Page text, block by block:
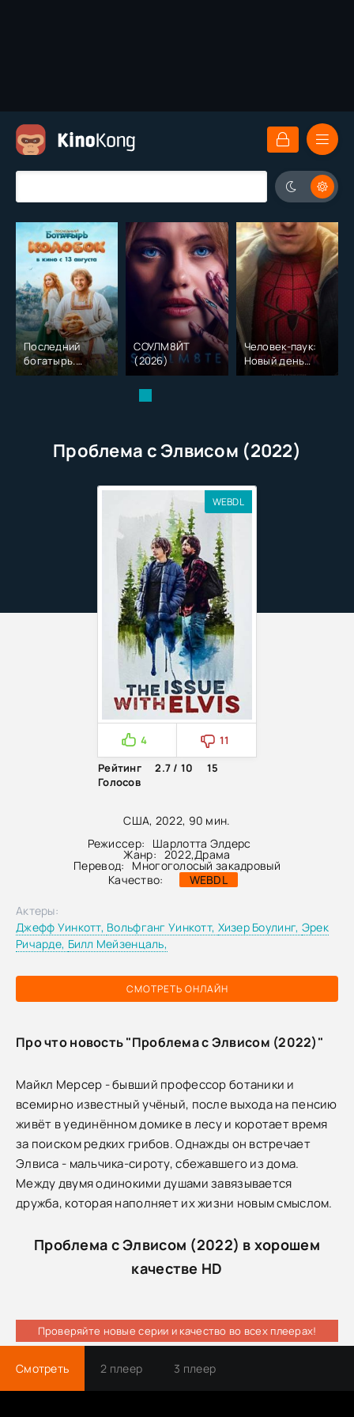
Последний
богатырь.
Колобок (2026)
СОУЛМ8ЙТ
(2026)
Человек-паук:
Новый день
(2026)
Проблема с Элвисом (2022)
США, 2022, 90 мин.
Режиссер:
Шарлотта Элдерс
Жанр: 2022,Драма
Перевод:
Многоголосый закадровый
Качество:
WEBDL
WEBDL
4
11
Рейтинг
2.7 / 10
15
Голосов
СМОТРЕТЬ ОНЛАЙН
Актеры:
Джефф Уинкотт, Вольфганг Уинкотт, Хизер Боулинг, Эрек
Ричарде, Билл Мейзенцаль,
Про что новость "Проблема с Элвисом (2022)"
Майкл Мерсер - бывший профессор ботаники и
всемирно известный учёный, после выхода на пенсию
живёт в уединённом домике в лесу и коротает время
за поиском редких грибов. Однажды он встречает
Элвиса - мальчика-сироту, сбежавшего из дома.
Между двумя одинокими душами завязывается
дружба, которая наполняет их жизни новым смыслом.
Проблема с Элвисом (2022) в хорошем
качестве HD
Проверяйте новые серии и качество во всех плеерах!
Смотреть 2 плеер 3 плеер